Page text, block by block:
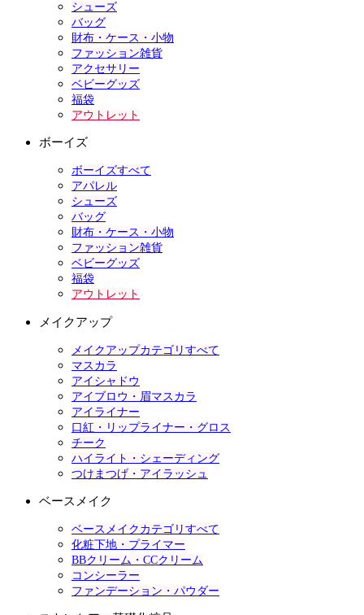
シューズ
バッグ
財布・ケース・小物
ファッション雑貨
アクセサリー
ベビーグッズ
福袋
アウトレット
ボーイズ
ボーイズすべて
アパレル
シューズ
バッグ
財布・ケース・小物
ファッション雑貨
ベビーグッズ
福袋
アウトレット
メイクアップ
メイクアップカテゴリすべて
マスカラ
アイシャドウ
アイブロウ・眉マスカラ
アイライナー
口紅・リップライナー・グロス
チーク
ハイライト・シェーディング
つけまつげ・アイラッシュ
ベースメイク
ベースメイクカテゴリすべて
化粧下地・プライマー
BBクリーム・CCクリーム
コンシーラー
ファンデーション・パウダー